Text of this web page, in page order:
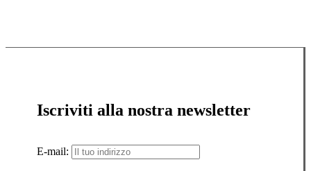
Iscriviti alla nostra newsletter
E-mail: